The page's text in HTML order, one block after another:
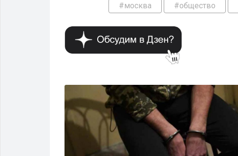
#москва #общество